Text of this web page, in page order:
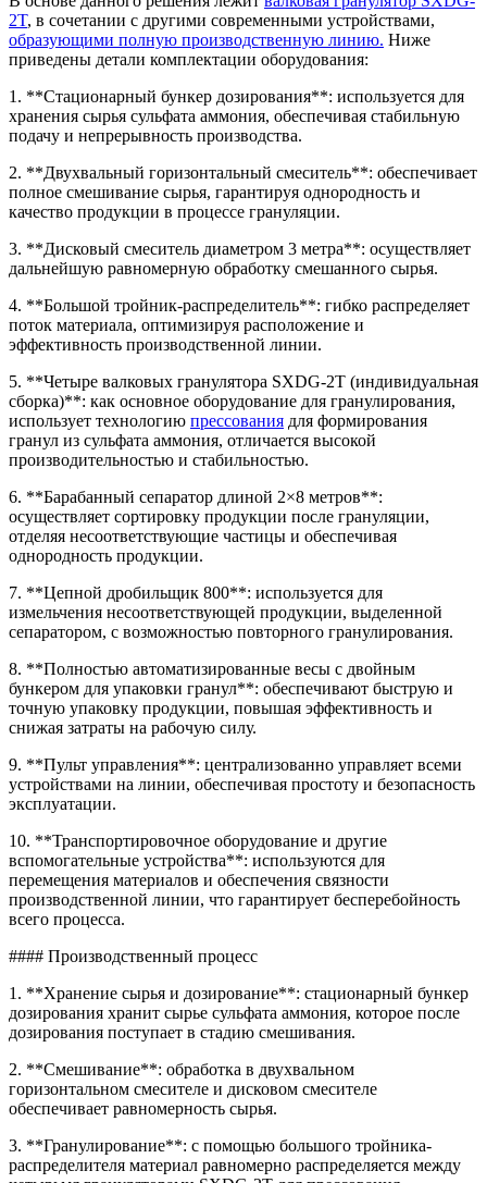
2T, в сочетании с другими современными устройствами,
образующими полную производственную линию. Ниже
приведены детали комплектации оборудования:
1. **Стационарный бункер дозирования**: используется для
хранения сырья сульфата аммония, обеспечивая стабильную
подачу и непрерывность производства.
2. **Двухвальный горизонтальный смеситель**: обеспечивает
полное смешивание сырья, гарантируя однородность и
качество продукции в процессе грануляции.
3. **Дисковый смеситель диаметром 3 метра**: осуществляет
дальнейшую равномерную обработку смешанного сырья.
4. **Большой тройник-распределитель**: гибко распределяет
поток материала, оптимизируя расположение и
эффективность производственной линии.
5. **Четыре валковых гранулятора SXDG-2T (индивидуальная
сборка)**: как основное оборудование для гранулирования,
использует технологию прессования для формирования
гранул из сульфата аммония, отличается высокой
производительностью и стабильностью.
6. **Барабанный сепаратор длиной 2×8 метров**:
осуществляет сортировку продукции после грануляции,
отделяя несоответствующие частицы и обеспечивая
однородность продукции.
7. **Цепной дробильщик 800**: используется для
измельчения несоответствующей продукции, выделенной
сепаратором, с возможностью повторного гранулирования.
8. **Полностью автоматизированные весы с двойным
бункером для упаковки гранул**: обеспечивают быструю и
точную упаковку продукции, повышая эффективность и
снижая затраты на рабочую силу.
9. **Пульт управления**: централизованно управляет всеми
устройствами на линии, обеспечивая простоту и безопасность
эксплуатации.
10. **Транспортировочное оборудование и другие
вспомогательные устройства**: используются для
перемещения материалов и обеспечения связности
производственной линии, что гарантирует бесперебойность
всего процесса.
#### Производственный процесс
1. **Хранение сырья и дозирование**: стационарный бункер
дозирования хранит сырье сульфата аммония, которое после
дозирования поступает в стадию смешивания.
2. **Смешивание**: обработка в двухвальном
горизонтальном смесителе и дисковом смесителе
обеспечивает равномерность сырья.
3. **Гранулирование**: с помощью большого тройника-
распределителя материал равномерно распределяется между